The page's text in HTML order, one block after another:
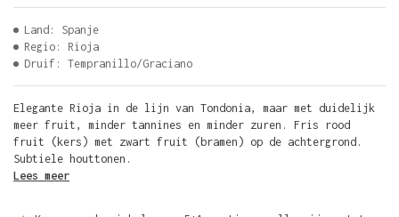
Land: Spanje
Regio: Rioja
Druif: Tempranillo/Graciano
Elegante Rioja in de lijn van Tondonia, maar met duidelijk
meer fruit, minder tannines en minder zuren. Fris rood
fruit (kers) met zwart fruit (bramen) op de achtergrond.
Subtiele houttonen.
Lees meer